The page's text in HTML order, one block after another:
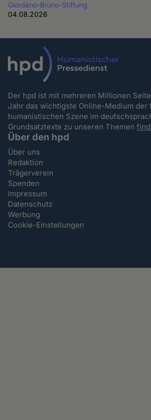
Giordano-Bruno-Stiftung
04.08.2026
Der hpd ist mit mehreren Millionen
Jahr das wichtigste Online-Medium
humanistischen Szene im
Grundsatztexte zu unseren Themen
Über den hpd
Über uns
Redaktion
Trägerverein
Spenden
Impressum
Datenschutz
Werbung
Cookie-Einstellungen